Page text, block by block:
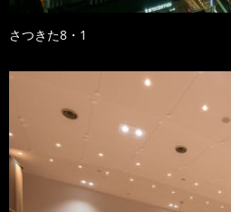
さつきた8・1